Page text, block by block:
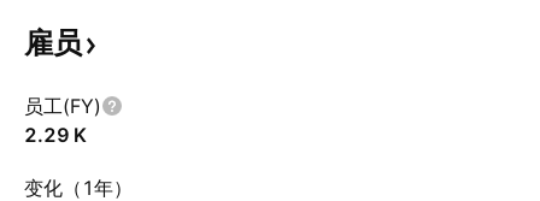
雇员
员工(FY)
‪2.29 K‬
变化（1年）